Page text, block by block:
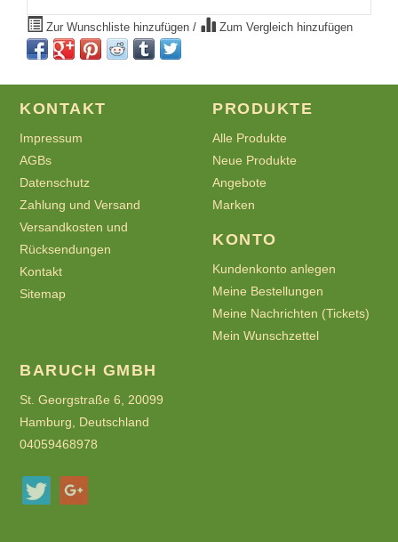
Zur Wunschliste hinzufügen / Zum Vergleich hinzufügen
KONTAKT
Impressum
AGBs
Datenschutz
Zahlung und Versand
Versandkosten und
Rücksendungen
Kontakt
Sitemap
PRODUKTE
Alle Produkte
Neue Produkte
Angebote
Marken
KONTO
Kundenkonto anlegen
Meine Bestellungen
Meine Nachrichten (Tickets)
Mein Wunschzettel
BARUCH GMBH
St. Georgstraße 6, 20099
Hamburg, Deutschland
04059468978